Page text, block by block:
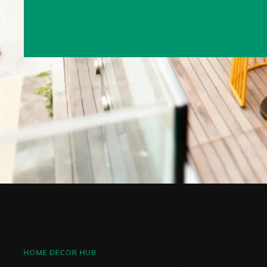
WIR
HOME DECOR HUB